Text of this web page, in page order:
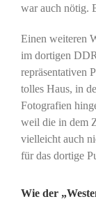
war auch nötig.
Einen weiteren
im dortigen
repräsentativen
tolles Haus, in
Fotografien
weil die in dem
vielleicht auch
für das dortige
Wie der